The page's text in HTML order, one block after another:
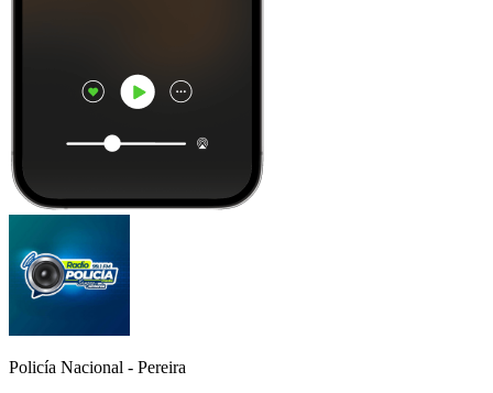
Policía Nacional - Pereira